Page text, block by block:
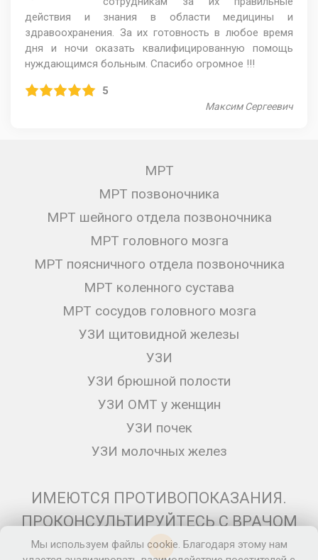
действия и знания в области медицины и
здравоохранения. За их готовность в любое время
дня и ночи оказать квалифицированную помощь
нуждающимся больным. Спасибо огромное !!!
5
Максим Сергеевич
МРТ
МРТ позвоночника
МРТ шейного отдела позвоночника
МРТ головного мозга
МРТ поясничного отдела позвоночника
МРТ коленного сустава
МРТ сосудов головного мозга
УЗИ щитовидной железы
УЗИ
УЗИ брюшной полости
УЗИ ОМТ у женщин
УЗИ почек
УЗИ молочных желез
ИМЕЮТСЯ ПРОТИВОПОКАЗАНИЯ.
ПРОКОНСУЛЬТИРУЙТЕСЬ С ВРАЧОМ
12+
Мы используем файлы cookie. Благодаря этому нам